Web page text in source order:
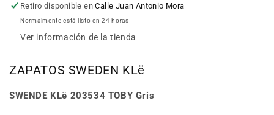
Retiro disponible enCalle Juan Antonio Mora
Normalmente está listo en 24 horas
Ver información de la tienda
ZAPATOS SWEDEN KLë
SWENDE KLë 203534 TOBY Gris